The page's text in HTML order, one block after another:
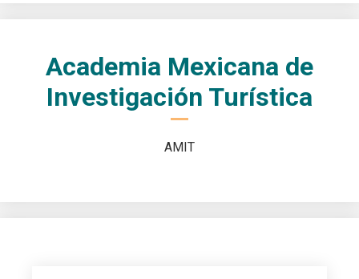
Academia Mexicana de
Investigación Turística
AMIT